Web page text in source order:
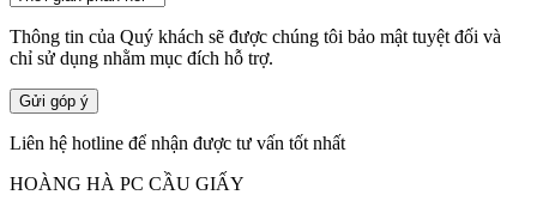
Thông tin của Quý khách sẽ được chúng tôi bảo mật tuyệt đối và
chỉ sử dụng nhằm mục đích hỗ trợ.
Gửi góp ý
Liên hệ hotline để nhận được tư vấn tốt nhất
HOÀNG HÀ PC CẦU GIẤY